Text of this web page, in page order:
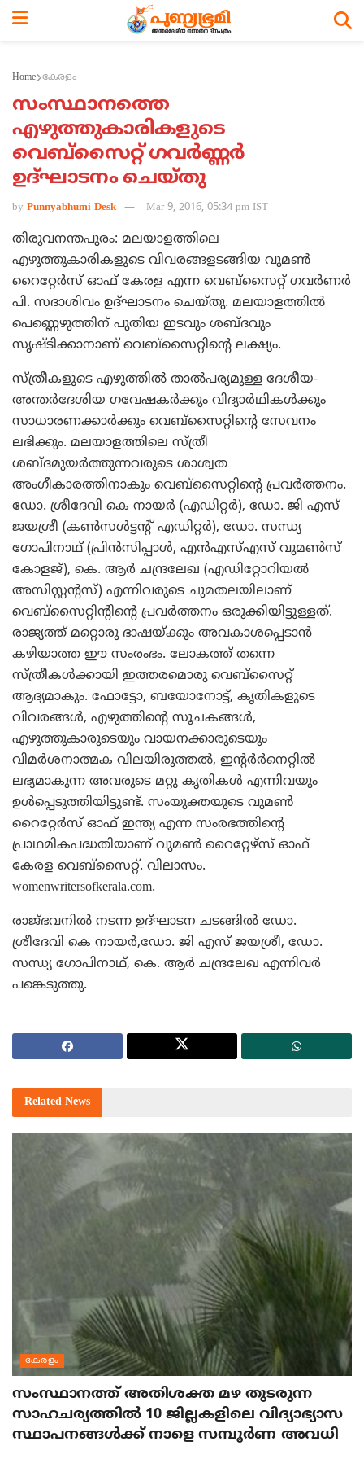
Home കേരളം
സംസ്ഥാനത്തെ
എഴുത്തുകാരികളുടെ
വെബ്‌സൈറ്റ് ഗവര്‍ണ്ണര്‍
ഉദ്ഘാടനം ചെയ്തു
by Punnyabhumi Desk Mar 9, 2016, 05:34 pm IST
തിരുവനന്തപുരം: മലയാളത്തിലെ
എഴുത്തുകാരികളുടെ വിവരങ്ങളടങ്ങിയ വുമണ്‍
റൈറ്റേര്‍സ് ഓഫ് കേരള എന്ന വെബ്‌സൈറ്റ് ഗവര്‍ണര്‍
പി. സദാശിവം ഉദ്ഘാടനം ചെയ്തു. മലയാളത്തില്‍
പെണ്ണെഴുത്തിന് പുതിയ ഇടവും ശബ്ദവും
സൃഷ്ടിക്കാനാണ് വെബ്‌സൈറ്റിന്റെ ലക്ഷ്യം.
സ്ത്രീകളുടെ എഴുത്തില്‍ താല്‍പര്യമുള്ള ദേശീയ-
അന്തര്‍ദേശിയ ഗവേഷകര്‍ക്കും വിദ്യാര്‍ഥികള്‍ക്കും
സാധാരണക്കാര്‍ക്കും വെബ്‌സൈറ്റിന്റെ സേവനം
ലഭിക്കും. മലയാളത്തിലെ സ്ത്രീ
ശബ്ദമുയര്‍ത്തുന്നവരുടെ ശാശ്വത
അംഗീകാരത്തിനാകും വെബ്‌സൈറ്റിന്റെ പ്രവര്‍ത്തനം.
ഡോ. ശ്രീദേവി കെ നായര്‍ (എഡിറ്റര്‍), ഡോ. ജി എസ്
ജയശ്രീ (കണ്‍സള്‍ട്ടന്റ് എഡിറ്റര്‍), ഡോ. സന്ധ്യ
ഗോപിനാഥ് (പ്രിന്‍സിപ്പാള്‍, എന്‍എസ്എസ് വുമണ്‍സ്
കോളജ്), കെ. ആര്‍ ചന്ദ്രലേഖ (എഡിറ്റോറിയല്‍
അസിസ്റ്റന്റസ്) എന്നിവരുടെ ചുമതലയിലാണ്
വെബ്‌സൈറ്റിന്റിന്റെ പ്രവര്‍ത്തനം ഒരുക്കിയിട്ടുള്ളത്.
രാജ്യത്ത് മറ്റൊരു ഭാഷയ്ക്കും അവകാശപ്പെടാന്‍
കഴിയാത്ത ഈ സംരംഭം. ലോകത്ത് തന്നെ
സ്ത്രീകള്‍ക്കായി ഇത്തരമൊരു വെബ്‌സൈറ്റ്
ആദ്യമാകും. ഫോട്ടോ, ബയോനോട്ട്, കൃതികളുടെ
വിവരങ്ങള്‍, എഴുത്തിന്റെ സൂചകങ്ങള്‍,
എഴുത്തുകാരുടെയും വായനക്കാരുടെയും
വിമര്‍ശനാത്മക വിലയിരുത്തല്‍, ഇന്റര്‍ര്‍നെറ്റില്‍
ലഭ്യമാകുന്ന അവരുടെ മറ്റു കൃതികള്‍ എന്നിവയും
ഉള്‍പ്പെടുത്തിയിട്ടുണ്ട്. സംയുക്തയുടെ വുമണ്‍
റൈറ്റേര്‍സ് ഓഫ് ഇന്ത്യ എന്ന സംരഭത്തിന്റെ
പ്രാഥമികപദ്ധതിയാണ് വുമണ്‍ റൈറ്റേഴ്‌സ് ഓഫ്
കേരള വെബ്‌സൈറ്റ്. വിലാസം.
womenwritersofkerala.com.
രാജ്ഭവനില്‍ നടന്ന ഉദ്ഘാടന ചടങ്ങില്‍ ഡോ.
ശ്രീദേവി കെ നായര്‍,ഡോ. ജി എസ് ജയശ്രീ, ഡോ.
സന്ധ്യ ഗോപിനാഥ്, കെ. ആര്‍ ചന്ദ്രലേഖ എന്നിവര്‍
പങ്കെടുത്തു.
Related News
കേരളം
സംസ്ഥാനത്ത് അതിശക്ത മഴ തുടരുന്ന
സാഹചര്യത്തിൽ 10 ജില്ലകളിലെ വിദ്യാഭ്യാസ
സ്ഥാപനങ്ങൾക്ക് നാളെ സമ്പൂർണ അവധി